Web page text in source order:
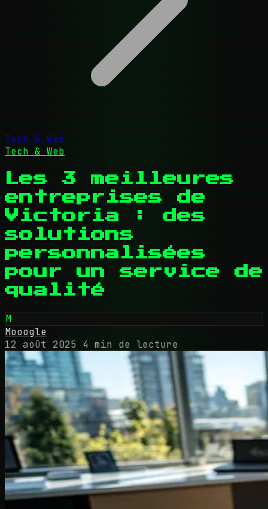
Tech & Web
Tech & Web
Les 3 meilleures
entreprises de
Victoria : des
solutions
personnalisées
pour un service de
qualité
M
Mooogle
12 août 2025
4 min de lecture